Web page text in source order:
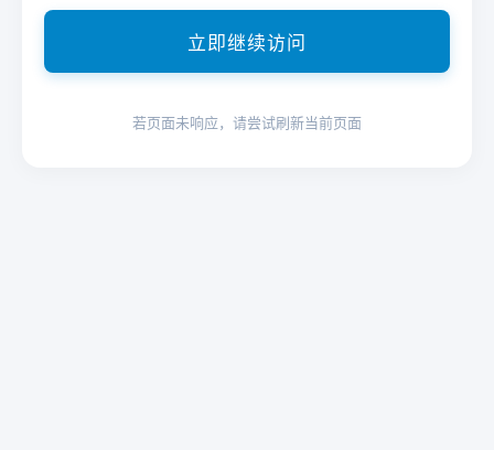
立即继续访问
若页面未响应，请尝试刷新当前页面